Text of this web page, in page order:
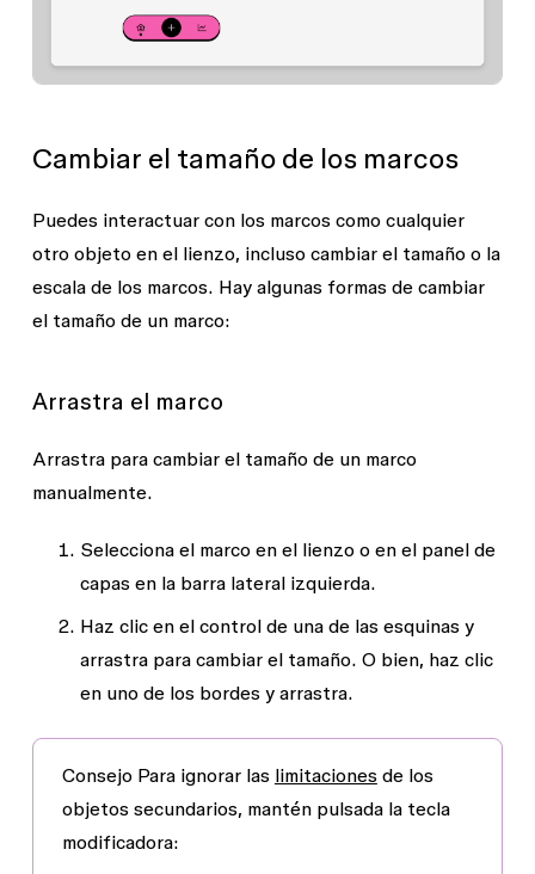
Cambiar el tamaño de los marcos
Puedes interactuar con los marcos como cualquier
otro objeto en el lienzo, incluso cambiar el tamaño o la
escala de los marcos. Hay algunas formas de cambiar
el tamaño de un marco:
Arrastra el marco
Arrastra para cambiar el tamaño de un marco
manualmente.
Selecciona el marco en el lienzo o en el panel de
capas en la barra lateral izquierda.
Haz clic en el control de una de las esquinas y
arrastra para cambiar el tamaño. O bien, haz clic
en uno de los bordes y arrastra.
Consejo Para ignorar las limitacionesde los
objetos secundarios, mantén pulsada la tecla
modificadora: